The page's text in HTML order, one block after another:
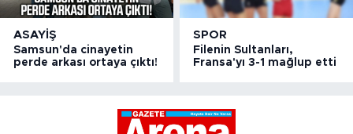
ASAYIŞ
Samsun'da cinayetin
perde arkası ortaya çıktı!
SPOR
Filenin Sultanları,
Fransa'yı 3-1 mağlup etti